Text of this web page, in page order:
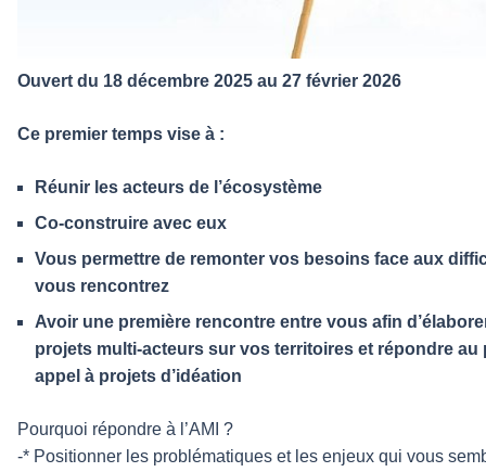
Ouvert du 18 décembre 2025 au 27 février 2026
Ce premier temps vise à :
Réunir les acteurs de l’écosystème
Co-construire avec eux
Vous permettre de remonter vos besoins face aux
vous rencontrez
Avoir une première rencontre entre vous afin
projets multi-acteurs sur vos territoires et répondre au
appel à projets d’idéation
Pourquoi répondre à l’AMI ?
-* Positionner les problématiques et les enjeux qui vous